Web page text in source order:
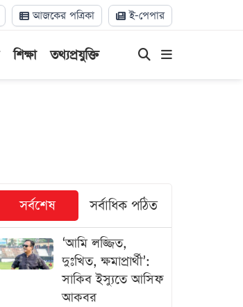
আজকের পত্রিকা ই-পেপার
শিক্ষা তথ্যপ্রযুক্তি
সর্বশেষ সর্বাধিক পঠিত
‘আমি লজ্জিত,
দুঃখিত, ক্ষমাপ্রার্থী’:
সাকিব ইস্যুতে আসিফ
আকবর